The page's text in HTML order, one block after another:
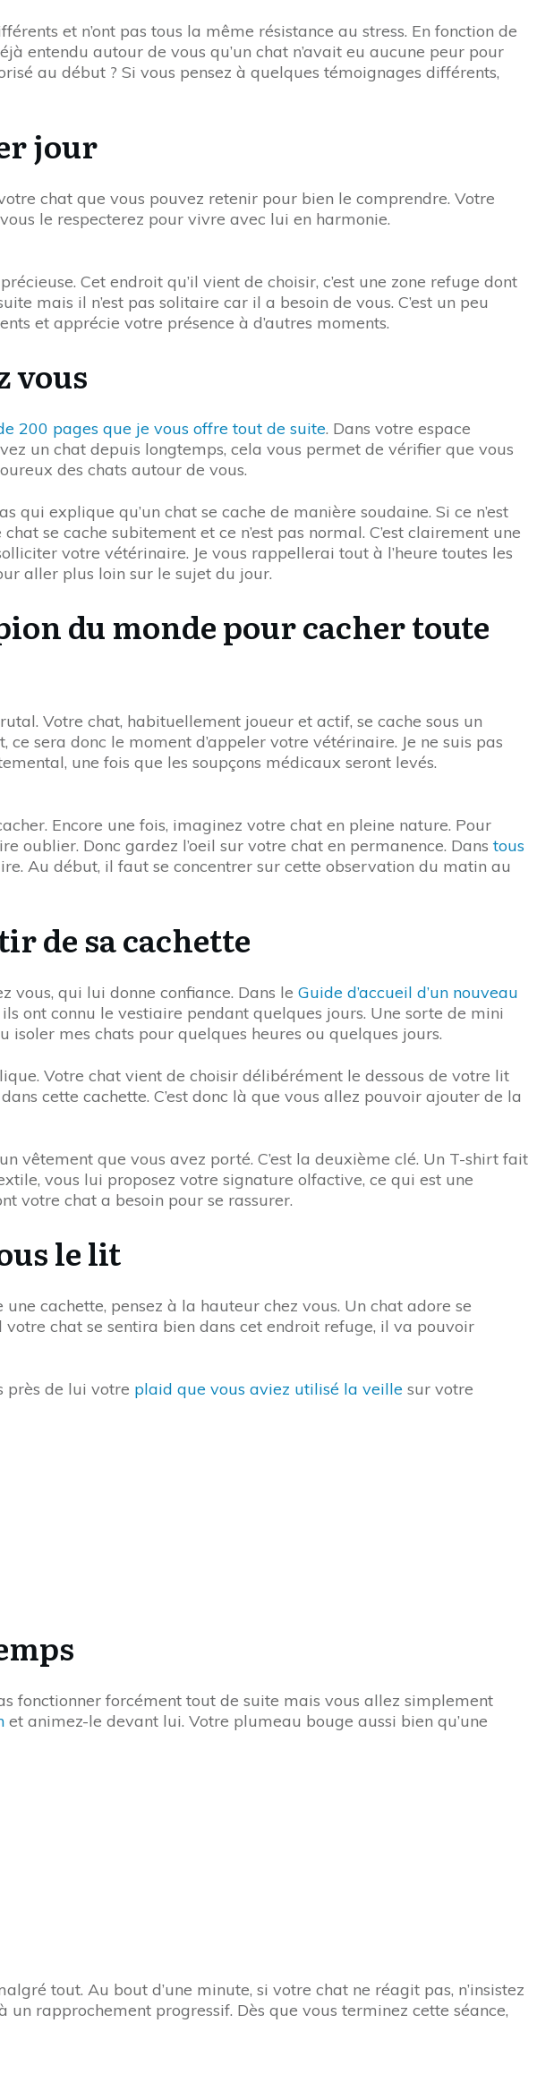
et n’ont pas tous la même résistance au stress. En fonction de
entendu autour de vous qu’un chat n’avait eu aucune peur pour
au début ? Si vous pensez à quelques témoignages différents,
jour
chat que vous pouvez retenir pour bien le comprendre. Votre
le respecterez pour vivre avec lui en harmonie.
Cet endroit qu’il vient de choisir, c’est une zone refuge dont
mais il n’est pas solitaire car il a besoin de vous. C’est un peu
et apprécie votre présence à d’autres moments.
vous
200 pages que je vous offre tout de suite. Dans votre espace
un chat depuis longtemps, cela vous permet de vérifier que vous
des chats autour de vous.
explique qu’un chat se cache de manière soudaine. Si ce n’est
se cache subitement et ce n’est pas normal. C’est clairement une
votre vétérinaire. Je vous rappellerai tout à l’heure toutes les
aller plus loin sur le sujet du jour.
du monde pour cacher toute
Votre chat, habituellement joueur et actif, se cache sous un
sera donc le moment d’appeler votre vétérinaire. Je ne suis pas
une fois que les soupçons médicaux seront levés.
Encore une fois, imaginez votre chat en pleine nature. Pour
oublier. Donc gardez l’oeil sur votre chat en permanence. Dans tous
Au début, il faut se concentrer sur cette observation du matin au
de sa cachette
vous, qui lui donne confiance. Dans le Guide d’accueil d’un nouveau
ont connu le vestiaire pendant quelques jours. Une sorte de mini
isoler mes chats pour quelques heures ou quelques jours.
Votre chat vient de choisir délibérément le dessous de votre lit
cette cachette. C’est donc là que vous allez pouvoir ajouter de la
vêtement que vous avez porté. C’est la deuxième clé. Un T-shirt fait
vous lui proposez votre signature olfactive, ce qui est une
votre chat a besoin pour se rassurer.
le lit
cachette, pensez à la hauteur chez vous. Un chat adore se
chat se sentira bien dans cet endroit refuge, il va pouvoir
près de lui votre plaid que vous aviez utilisé la veille sur votre
fonctionner forcément tout de suite mais vous allez simplement
et animez-le devant lui. Votre plumeau bouge aussi bien qu’une
tout. Au bout d’une minute, si votre chat ne réagit pas, n’insistez
rapprochement progressif. Dès que vous terminez cette séance,